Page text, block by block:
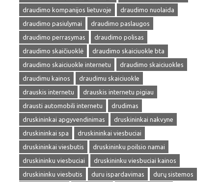
draudimo kompanijos lietuvoje
draudimo nuolaida
draudimo pasiulymai
draudimo paslaugos
draudimo perrasymas
draudimo polisas
draudimo skaičiuoklė
draudimo skaiciuokle bta
draudimo skaiciuokle internetu
draudimo skaiciuokles
draudimu kainos
draudimu skaiciuokle
drauskis internetu
drauskis internetu pigiau
drausti automobili internetu
drudimas
druskininkai apgyvendinimas
druskininkai nakvyne
druskininkai spa
druskininkai viesbuciai
druskininkai viesbutis
druskininku poilsio namai
druskininku viesbuciai
druskininku viesbuciai kainos
druskininku viesbutis
duru ispardavimas
durų sistemos